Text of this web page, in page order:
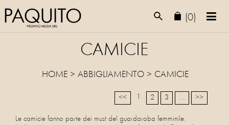
(0)
CAMICIE
HOME > ABBIGLIAMENTO > CAMICIE
<< 2 3 ... >>
Le camicie fanno parte dei must del guardaroba femminile.